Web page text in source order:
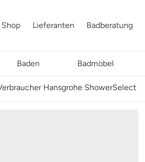
Shop Lieferanten Badberatung
Baden Badmöbel
Hansgrohe ShowerSelect